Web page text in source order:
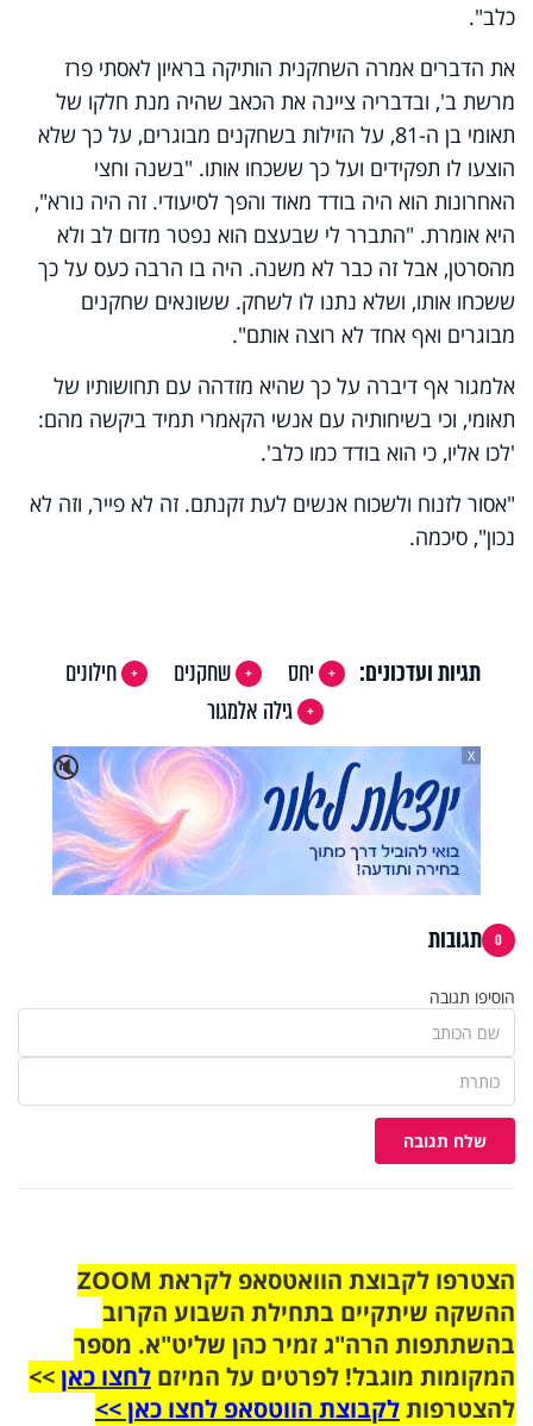
כלב".
את הדברים אמרה השחקנית הותיקה בראיון לאסתי פרז
מרשת ב', ובדבריה ציינה את הכאב שהיה מנת חלקו של
תאומי בן ה-81, על הזילות בשחקנים מבוגרים, על כך שלא
הוצעו לו תפקידים ועל כך ששכחו אותו. "בשנה וחצי
האחרונות הוא היה בודד מאוד והפך לסיעודי. זה היה נורא",
היא אומרת. "התברר לי שבעצם הוא נפטר מדום לב ולא
מהסרטן, אבל זה כבר לא משנה. היה בו הרבה כעס על כך
ששכחו אותו, ושלא נתנו לו לשחק. ששונאים שחקנים
מבוגרים ואף אחד לא רוצה אותם".
אלמגור אף דיברה על כך שהיא מזדהה עם תחושותיו של
תאומי, וכי בשיחותיה עם אנשי הקאמרי תמיד ביקשה מהם:
'לכו אליו, כי הוא בודד כמו כלב'.
"אסור לזנוח ולשכוח אנשים לעת זקנתם. זה לא פייר, וזה לא
נכון", סיכמה.
תגיות ועדכונים: יחס שחקנים
חילונים
גילה אלמגור
🔇
X
0 תגובות
הוסיפו תגובה
שלח תגובה
הצטרפו לקבוצת הוואטסאפ לקראת ZOOM
ההשקה שיתקיים בתחילת השבוע הקרוב
בהשתתפות הרה"ג זמיר כהן שליט"א. מספר
המקומות מוגבל! לפרטים על המיזם לחצו כאן>>
להצטרפותלקבוצת הווטסאפ לחצו כאן >>